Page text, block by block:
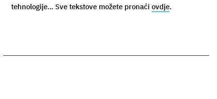
tehnologije... Sve tekstove možete pronaćiovdje.